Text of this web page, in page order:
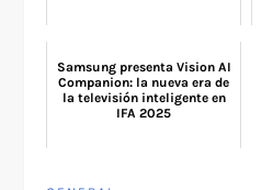
Samsung presenta Vision AI
Companion: la nueva era de
la televisión inteligente en
IFA 2025